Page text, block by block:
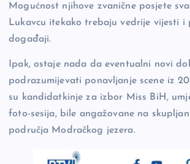
Mogućnost njihove zvanične posjete
Lukavcu itekako trebaju vedrije vijesti i
događaji.
Ipak, ostaje nada da eventualni novi
podrazumijevati ponavljanje scene iz
su kandidatkinje za izbor Miss BiH,
foto-sesija, bile angažovane na
područja Modračkog jezera.